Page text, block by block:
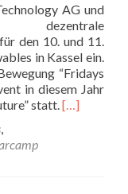
AG und
dezentrale
den 10. und 11.
in Kassel ein.
“Fridays
in diesem Jahr
statt.[…]
,